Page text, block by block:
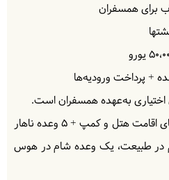
با درختان سربه فلک کشیده در
2400 تا 2800 متری را طی 6 ساعت طی خواهیم کرد تا به
برسیم. بعد از ظهر وقت ازاد برای
منطقه خواهید داشت.
= کمپ
برای همسفران
+ پرداخت ورودیه‌ها
اختیاری به‌عهده همسفران است.
صبحانه به تعداد شب های اقامت هتل و کمپ + 5 وعده ناهار
وعده شام در طبیعت، یک وعده شام در هوس